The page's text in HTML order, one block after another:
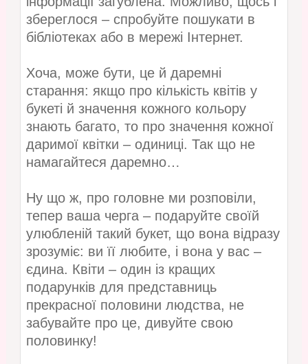
збереглося – спробуйте пошукати в
бібліотеках або в мережі Інтернет.
Хоча, може бути, це й даремні
старання: якщо про кількість квітів у
букеті й значення кожного кольору
знають багато, то про значення кожної
даримої квітки – одиниці. Так що не
намагайтеся даремно…
Ну що ж, про головне ми розповіли,
тепер ваша черга – подаруйте своїй
улюбленій такий букет, що вона відразу
зрозуміє: ви її любите, і вона у вас –
єдина. Квіти – один із кращих
подарунків для представниць
прекрасної половини людства, не
забувайте про це, дивуйте свою
половинку!